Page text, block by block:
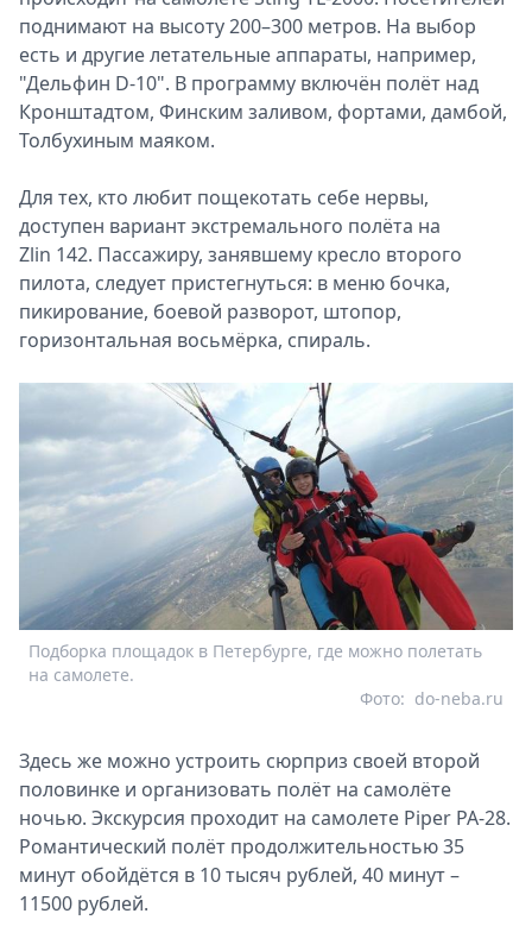
поднимают на высоту 200–300 метров. На выбор
есть и другие летательные аппараты, например,
"Дельфин D-10". В программу включён полёт над
Кронштадтом, Финским заливом, фортами, дамбой,
Толбухиным маяком.
Для тех, кто любит пощекотать себе нервы,
доступен вариант экстремального полёта на
Zlin 142. Пассажиру, занявшему кресло второго
пилота, следует пристегнуться: в меню бочка,
пикирование, боевой разворот, штопор,
горизонтальная восьмёрка, спираль.
Подборка площадок в Петербурге, где можно полетать
на самолете.
do-neba.ru
Фото:
Здесь же можно устроить сюрприз своей второй
половинке и организовать полёт на самолёте
ночью. Экскурсия проходит на самолете Piper PA-28.
Романтический полёт продолжительностью 35
минут обойдётся в 10 тысяч рублей, 40 минут –
11500 рублей.